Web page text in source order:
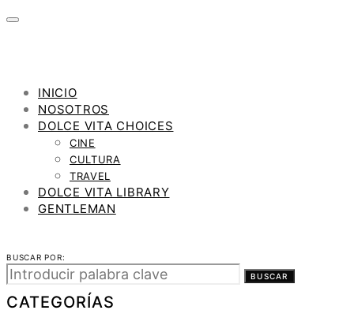
INICIO
NOSOTROS
DOLCE VITA CHOICES
CINE
CULTURA
TRAVEL
DOLCE VITA LIBRARY
GENTLEMAN
BUSCAR POR:
BUSCAR
CATEGORÍAS